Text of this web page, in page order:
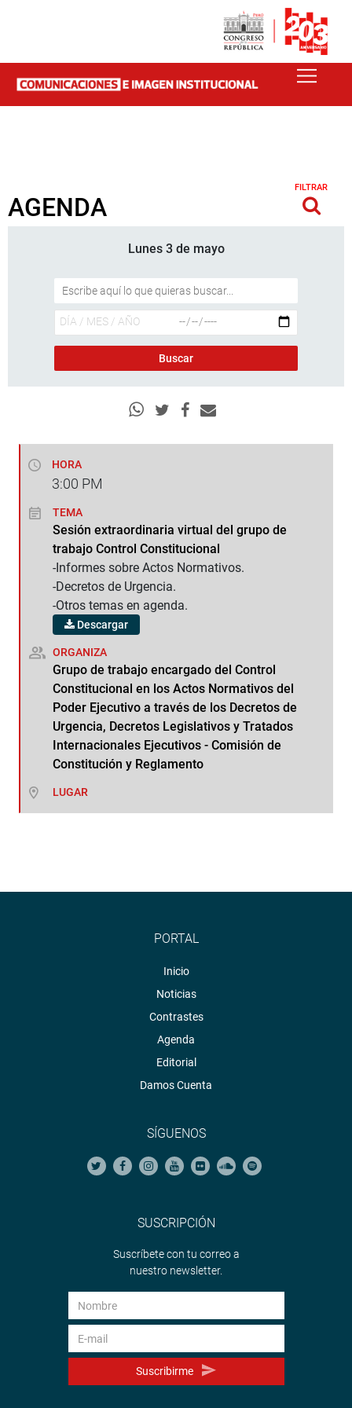
AGENDA
FILTRAR
Lunes 3 de mayo
HORA
3:00 PM
TEMA
Sesión extraordinaria virtual del grupo de
trabajo Control Constitucional
-Informes sobre Actos Normativos.
-Decretos de Urgencia.
-Otros temas en agenda.
Descargar
ORGANIZA
Grupo de trabajo encargado del Control
Constitucional en los Actos Normativos del
Poder Ejecutivo a través de los Decretos de
Urgencia, Decretos Legislativos y Tratados
Internacionales Ejecutivos - Comisión de
Constitución y Reglamento
LUGAR
PORTAL
Inicio
Noticias
Contrastes
Agenda
Editorial
Damos Cuenta
SÍGUENOS
SUSCRIPCIÓN
Suscríbete con tu correo a
nuestro newsletter.
Suscribirme